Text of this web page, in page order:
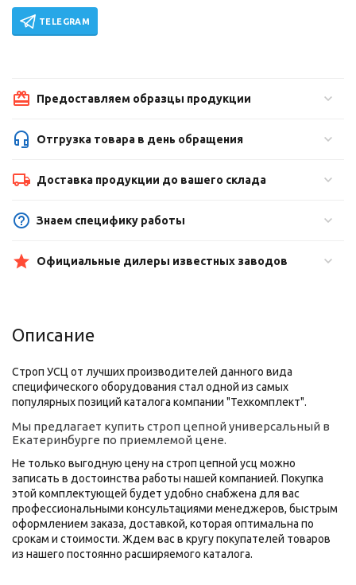
TELEGRAM
Предоставляем образцы продукции
Отгрузка товара в день обращения
Доставка продукции до вашего склада
Знаем специфику работы
Официальные дилеры известных заводов
Описание
Строп УСЦ от лучших производителей данного вида
специфического оборудования стал одной из самых
популярных позиций каталога компании "Техкомплект".
Мы предлагает купить строп цепной универсальный в
Екатеринбурге по приемлемой цене.
Не только выгодную цену на строп цепной усц можно
записать в достоинства работы нашей компанией. Покупка
этой комплектующей будет удобно снабжена для вас
профессиональными консультациями менеджеров, быстрым
оформлением заказа, доставкой, которая оптимальна по
срокам и стоимости. Ждем вас в кругу покупателей товаров
из нашего постоянно расширяемого каталога.